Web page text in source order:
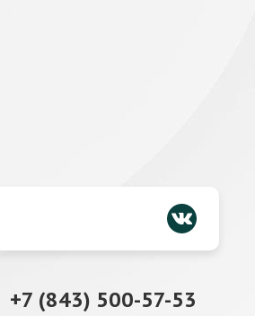
+7 (843) 500-57-53